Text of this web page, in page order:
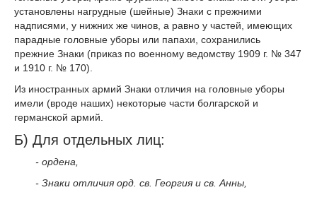
установлены нагрудные (шейные) Знаки с прежними
надписями, у нижних же чинов, а равно у частей, имеющих
парадные головные уборы или папахи, сохранились
прежние Знаки (приказ по военному ведомству 1909 г. № 347
и 1910 г. № 170).
Из иностранных армий Знаки отличия на головные уборы
имели (вроде наших) некоторые части болгарской и
германской армий.
Б) Для отдельных лиц:
- ордена,
- Знаки отличия орд. св. Георгия и св. Анны,